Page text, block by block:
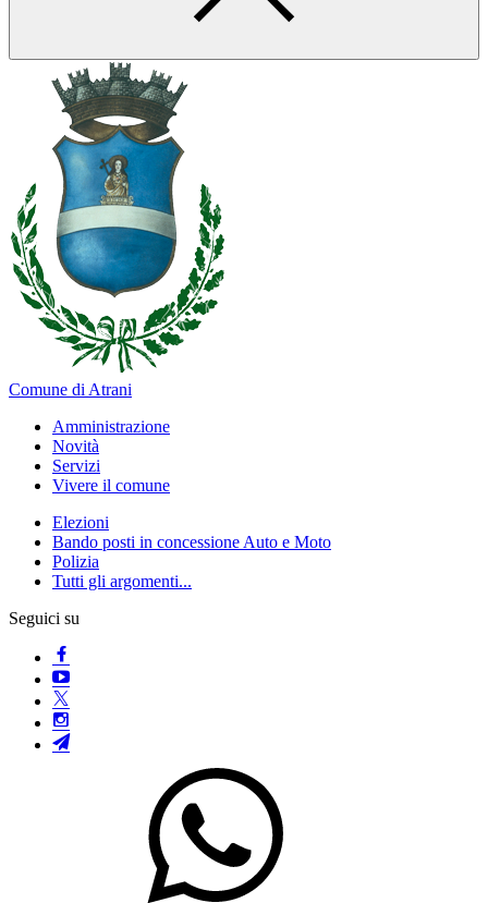
Comune di Atrani
Amministrazione
Novità
Servizi
Vivere il comune
Elezioni
Bando posti in concessione Auto e Moto
Polizia
Tutti gli argomenti...
Seguici su